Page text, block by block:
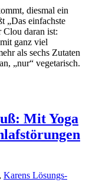
diesmal ein
„Das einfachste
daran ist:
ganz viel
als sechs Zutaten
„nur“ vegetarisch.
Mit Yoga
, Karens Lösungs-